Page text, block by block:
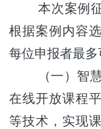
本次案例
根据案例内容
每位申报者最多
（一）智
在线开放课程
等技术，实现